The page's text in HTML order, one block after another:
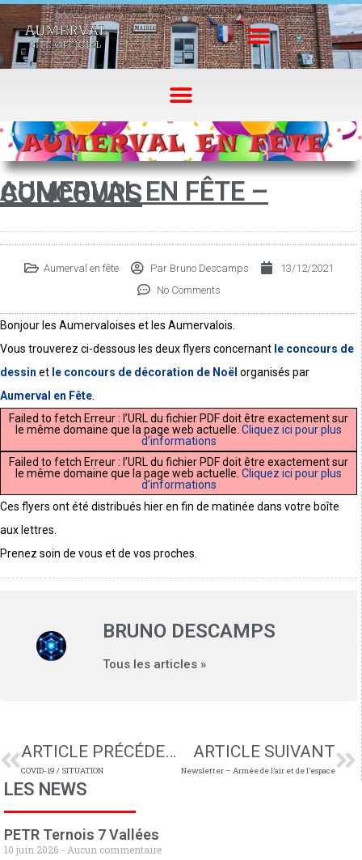
AUMERVAL EN FÊTE –
CONCOURS
Aumerval en fête ParBruno Descamps
13/12/2021
No Comments
Bonjour les Aumervaloises et les Aumervalois.
Vous trouverez ci-dessous les deux flyers concernant le concours de
dessin et le concours de décoration de Noël organisés par
Aumerval en Fête
Failed to fetch Erreur : l’URL du fichier PDF doit être exactement sur
le même domaine que la page web actuelle. Cliquez ici pour plus
d’informations
Failed to fetch Erreur : l’URL du fichier PDF doit être exactement sur
le même domaine que la page web actuelle. Cliquez ici pour plus
d’informations
Ces flyers ont été distribués hier en fin de matinée dans votre boîte
aux lettres.
Prenez soin de vous et de vos proches.
BRUNO DESCAMPS
Tous les articles »
ARTICLE PRÉCÉDENT
COVID-19 / SITUATION
ARTICLE SUIVANT
Newsletter – Armée de l’air et de l’espace
LES NEWS
PETR Ternois 7 Vallées
10 juin 2026
Aucun commentaire